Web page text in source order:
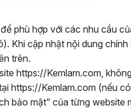
phù hợp với các nhu cầu
Khi cập nhật nội dung chính
trên.
https://Kemlam.com,
https://Kemlam.com (nếu
bảo mật” của từng website